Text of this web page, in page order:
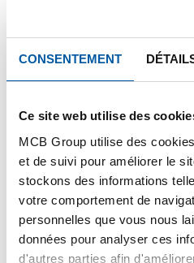
CONSENTEMENT
Ce site web utilise des
MCB Group utilise des
et de suivi pour améliorer le
stockons des informations
votre comportement de
personnelles que vous nous
données pour analyser ces
d'autres parties afin
Ce produit ne peut être
pour plus d'information,
notre service client.
Commandez avec vos
Calculez avec les prix actuels
Suivez votre commande avec